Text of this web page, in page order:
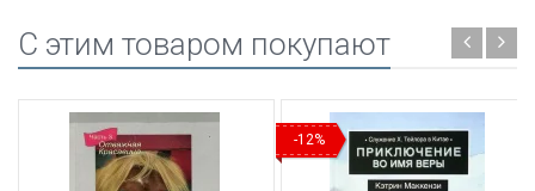
C этим товаром покупают
-12%